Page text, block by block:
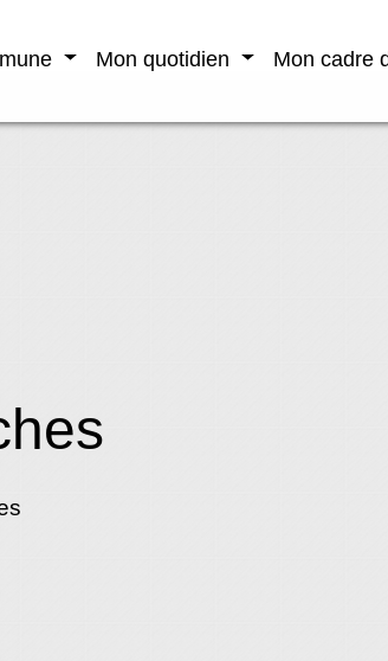
Mon quotidien Mon cadre